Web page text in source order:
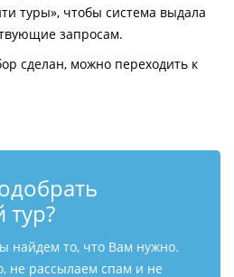
туры», чтобы система выдала
запросам.
сделан, можно переходить к
найдем то, что Вам нужно.
не рассылаем спам и не